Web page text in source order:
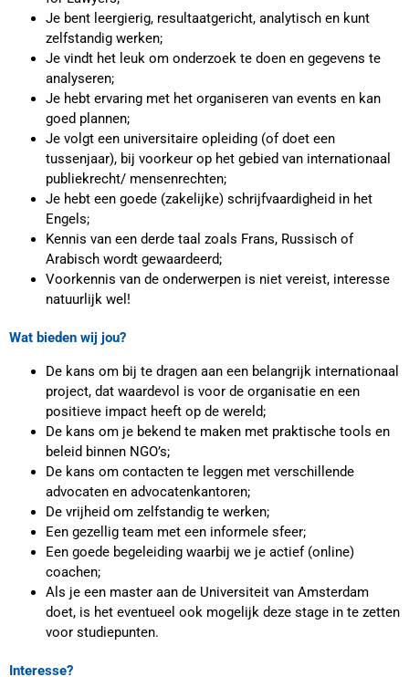
Je bent leergierig, resultaatgericht, analytisch en kunt
zelfstandig werken;
Je vindt het leuk om onderzoek te doen en gegevens te
analyseren;
Je hebt ervaring met het organiseren van events en kan
goed plannen;
Je volgt een universitaire opleiding (of doet een
tussenjaar), bij voorkeur op het gebied van internationaal
publiekrecht/ mensenrechten;
Je hebt een goede (zakelijke) schrijfvaardigheid in het
Engels;
Kennis van een derde taal zoals Frans, Russisch of
Arabisch wordt gewaardeerd;
Voorkennis van de onderwerpen is niet vereist, interesse
natuurlijk wel!
Wat bieden wij jou?
De kans om bij te dragen aan een belangrijk internationaal
project, dat waardevol is voor de organisatie en een
positieve impact heeft op de wereld;
De kans om je bekend te maken met praktische tools en
beleid binnen NGO’s;
De kans om contacten te leggen met verschillende
advocaten en advocatenkantoren;
De vrijheid om zelfstandig te werken;
Een gezellig team met een informele sfeer;
Een goede begeleiding waarbij we je actief (online)
coachen;
Als je een master aan de Universiteit van Amsterdam
doet, is het eventueel ook mogelijk deze stage in te zetten
voor studiepunten.
Interesse?